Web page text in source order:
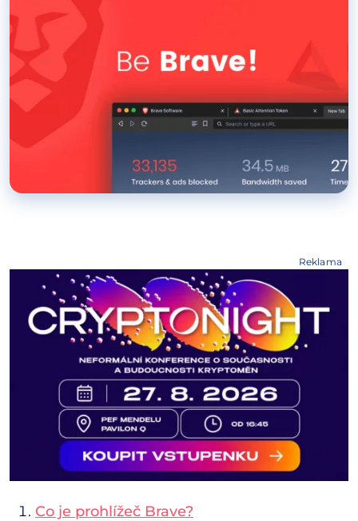
Reklama
Co je prohlížeč Brave?